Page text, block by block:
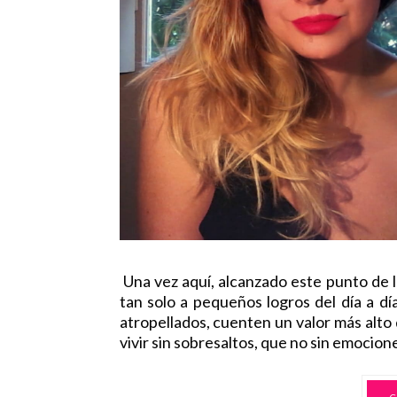
Una vez aquí, alcanzado este punto
tan solo a pequeños logros del día a
atropellados, cuenten un valor más alto
vivir sin sobresaltos, que no sin